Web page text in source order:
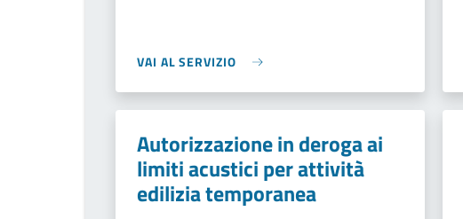
VAI AL SERVIZIO
Autorizzazione in deroga ai
limiti acustici per attività
edilizia temporanea